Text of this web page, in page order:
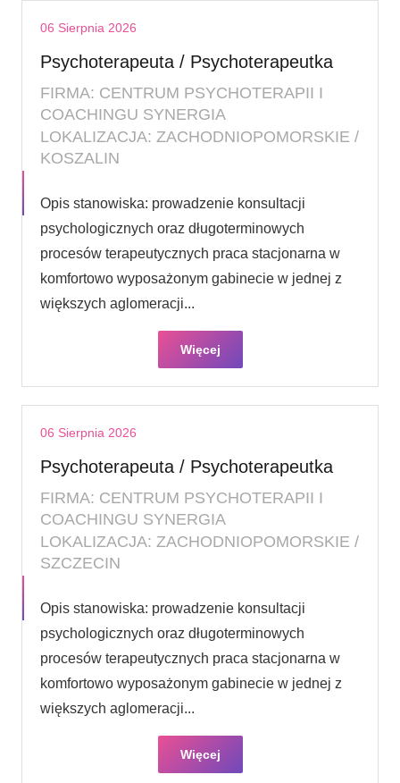
06 Sierpnia 2026
Psychoterapeuta / Psychoterapeutka
FIRMA: CENTRUM PSYCHOTERAPII I
COACHINGU SYNERGIA
LOKALIZACJA: ZACHODNIOPOMORSKIE /
KOSZALIN
Opis stanowiska: prowadzenie konsultacji
psychologicznych oraz długoterminowych
procesów terapeutycznych praca stacjonarna w
komfortowo wyposażonym gabinecie w jednej z
większych aglomeracji...
Więcej
06 Sierpnia 2026
Psychoterapeuta / Psychoterapeutka
FIRMA: CENTRUM PSYCHOTERAPII I
COACHINGU SYNERGIA
LOKALIZACJA: ZACHODNIOPOMORSKIE /
SZCZECIN
Opis stanowiska: prowadzenie konsultacji
psychologicznych oraz długoterminowych
procesów terapeutycznych praca stacjonarna w
komfortowo wyposażonym gabinecie w jednej z
większych aglomeracji...
Więcej